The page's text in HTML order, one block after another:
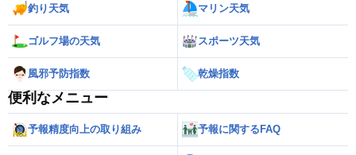
釣り天気 マリン天気
ゴルフ場の天気 スポーツ天気
風邪予防指数 乾燥指数
便利なメニュー
予報精度向上の取り組み 予報に関するFAQ